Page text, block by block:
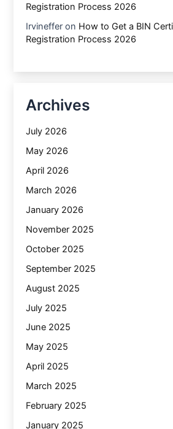
Registration Process 2026
Irvineffer on How to Get a BIN
Registration Process 2026
Archives
July 2026
May 2026
April 2026
March 2026
January 2026
November 2025
October 2025
September 2025
August 2025
July 2025
June 2025
May 2025
April 2025
March 2025
February 2025
January 2025